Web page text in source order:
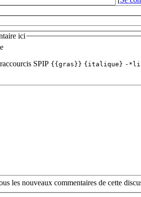
ici
SPIP {{gras}} {italique} -
les nouveaux commentaires de cette